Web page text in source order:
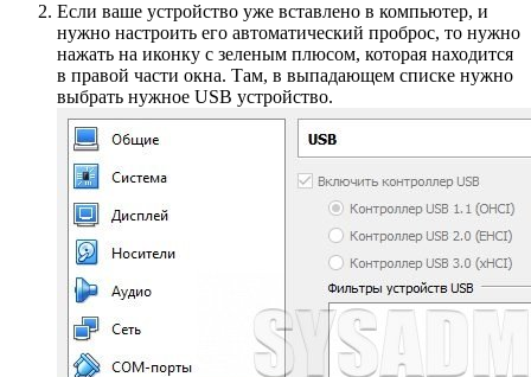
Если ваше устройство уже вставлено в компьютер, и
нужно настроить его автоматический проброс, то нужно
нажать на иконку с зеленым плюсом, которая находится
в правой части окна. Там, в выпадающем списке нужно
выбрать нужное USB устройство.